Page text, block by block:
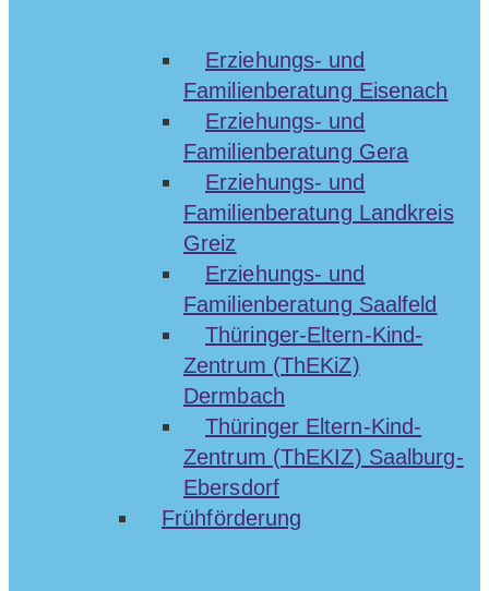
Erziehungs- und
Familienberatung Eisenach
Erziehungs- und
Familienberatung Gera
Erziehungs- und
Familienberatung Landkreis
Greiz
Erziehungs- und
Familienberatung Saalfeld
Thüringer-Eltern-Kind-
Zentrum (ThEKiZ)
Dermbach
Thüringer Eltern-Kind-
Zentrum (ThEKIZ) Saalburg-
Ebersdorf
Frühförderung